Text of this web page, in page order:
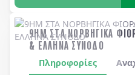
9ΗΜ ΣΤΑ ΝΟΡΒΗΓΙΚΑ
& ΕΛΛΗΝΑ ΣΥΝΟΔΟ
Πληροφορίες